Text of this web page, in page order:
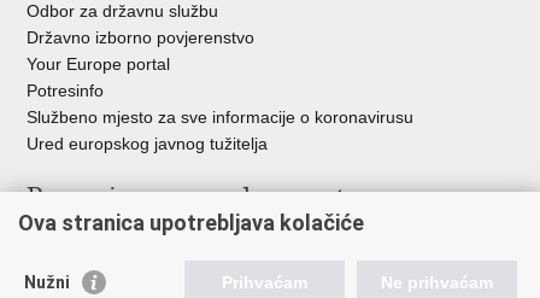
Odbor za državnu službu
Državno izborno povjerenstvo
Your Europe portal
Potresinfo
Službeno mjesto za sve informacije o koronavirusu
Ured europskog javnog tužitelja
Poveznice pravosudnog sustava
Državno odvjetništvo
Ured za suzbijanje korupcije i organiziranog kriminaliteta
Ova stranica upotrebljava kolačiće
Nužni Prihvaćam Ne prihvaćam